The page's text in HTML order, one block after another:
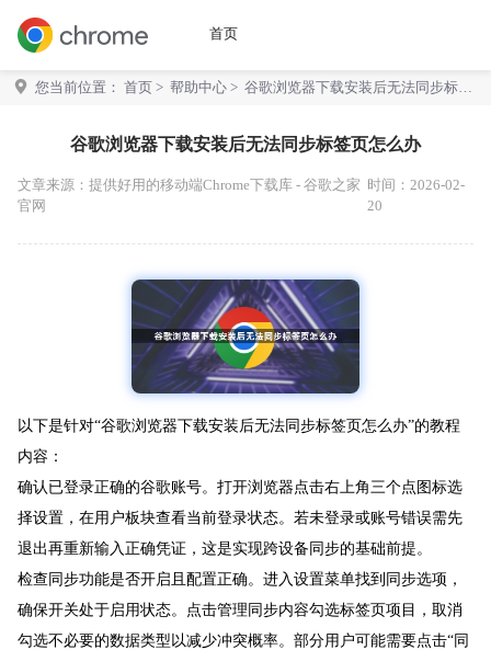
首页
您当前位置： 首页 > 帮助中心 > 谷歌浏览器下载安装后无法同步标签
谷歌浏览器下载安装后无法同步标签页怎么办
文章来源： 提供好用的移动端Chrome下载库 - 谷歌之家
官网
时间：2026-02-
20
以下是针对“谷歌浏览器下载安装后无法同步标签页怎么办”的教程
内容：
确认已登录正确的谷歌账号。打开浏览器点击右上角三个点图标选
择设置，在用户板块查看当前登录状态。若未登录或账号错误需先
退出再重新输入正确凭证，这是实现跨设备同步的基础前提。
检查同步功能是否开启且配置正确。进入设置菜单找到同步选项，
确保开关处于启用状态。点击管理同步内容勾选标签页项目，取消
勾选不必要的数据类型以减少冲突概率。部分用户可能需要点击“同